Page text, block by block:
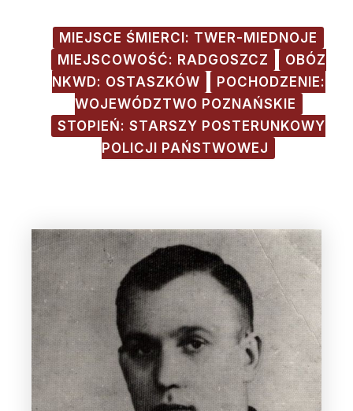
MIEJSCE ŚMIERCI: TWER-MIEDNOJE
MIEJSCOWOŚĆ: RADGOSZCZ
OBÓZ
NKWD: OSTASZKÓW
POCHODZENIE:
WOJEWÓDZTWO POZNAŃSKIE
STOPIEŃ: STARSZY POSTERUNKOWY
POLICJI PAŃSTWOWEJ